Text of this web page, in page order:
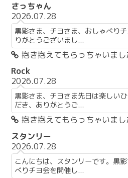
さっちゃん
2026.07.28
黒影さま、チヨさま、おしゃべり
りがとうございまし...
抱き抱えてもらっちゃいま
Rock
2026.07.28
黒影さま、チヨさま先日は楽しい
だき、ありがとうご...
抱き抱えてもらっちゃいま
スタンリー
2026.07.28
こんにちは、スタンリーです。黒
べりチヨ会を開催し...